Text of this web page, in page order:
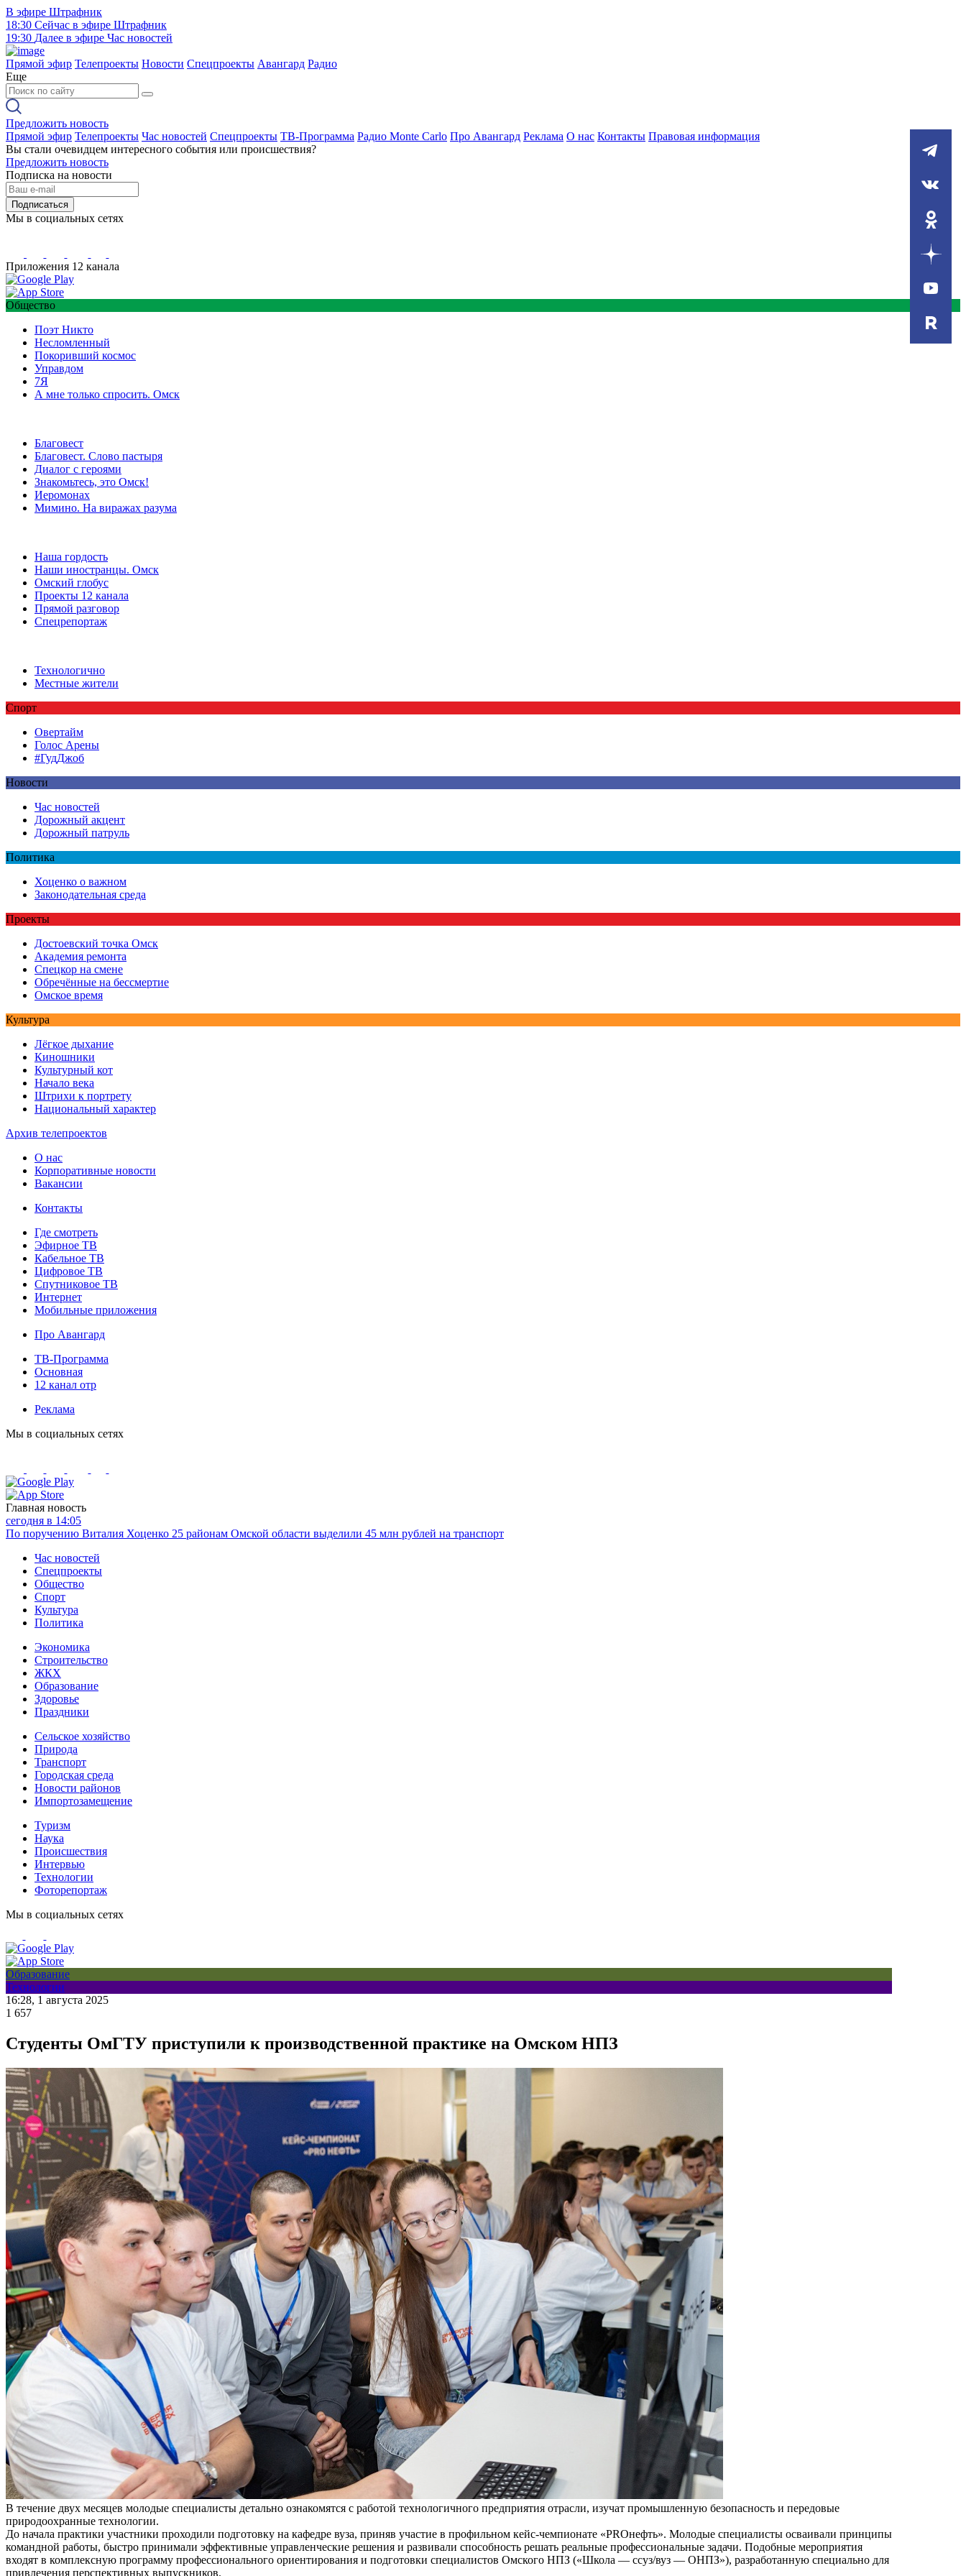
В эфире Штрафник
18:30 Сейчас в эфире Штрафник
19:30 Далее в эфире Час новостей
Прямой эфир Телепроекты Новости Спецпроекты Авангард Радио
Еще
Предложить новость
Прямой эфир Телепроекты Час новостей Спецпроекты ТВ-Программа Радио Monte Carlo Про Авангард Реклама О нас Контакты Правовая информация
Вы стали очевидцем интересного события или происшествия?
Предложить новость
Подписка на новости
Подписаться
Мы в социальных сетях
Приложения 12 канала
Общество
Поэт Никто
Несломленный
Покоривший космос
Управдом
7Я
А мне только спросить. Омск
Благовест
Благовест. Слово пастыря
Диалог с героями
Знакомьтесь, это Омск!
Иеромонах
Мимино. На виражах разума
Наша гордость
Наши иностранцы. Омск
Омский глобус
Проекты 12 канала
Прямой разговор
Спецрепортаж
Технологично
Местные жители
Спорт
Овертайм
Голос Арены
#ГудДжоб
Новости
Час новостей
Дорожный акцент
Дорожный патруль
Политика
Хоценко о важном
Законодательная среда
Проекты
Достоевский точка Омск
Академия ремонта
Спецкор на смене
Обречённые на бессмертие
Омское время
Культура
Лёгкое дыхание
Киношники
Культурный кот
Начало века
Штрихи к портрету
Национальный характер
Архив телепроектов
О нас
Корпоративные новости
Вакансии
Контакты
Где смотреть
Эфирное ТВ
Кабельное ТВ
Цифровое ТВ
Спутниковое ТВ
Интернет
Мобильные приложения
Про Авангард
ТВ-Программа
Основная
12 канал отр
Реклама
Мы в социальных сетях
Главная новость
сегодня в 14:05
По поручению Виталия Хоценко 25 районам Омской области выделили 45 млн рублей на транспорт
Час новостей
Спецпроекты
Общество
Спорт
Культура
Политика
Экономика
Строительство
ЖКХ
Образование
Здоровье
Праздники
Сельское хозяйство
Природа
Транспорт
Городская среда
Новости районов
Импортозамещение
Туризм
Наука
Происшествия
Интервью
Технологии
Фоторепортаж
Мы в социальных сетях
Образование
Технологии
16:28, 1 августа 2025
1 657
Студенты ОмГТУ приступили к производственной практике на Омском НПЗ
В течение двух месяцев молодые специалисты детально ознакомятся с работой технологичного предприятия отрасли, изучат промышленную безопасность и передовые
природоохранные технологии.
До начала практики участники проходили подготовку на кафедре вуза, приняв участие в профильном кейс-чемпионате «PROнефть». Молодые специалисты осваивали принципы
командной работы, быстро принимали эффективные управленческие решения и развивали способность решать реальные профессиональные задачи. Подобные мероприятия
входят в комплексную программу профессионального ориентирования и подготовки специалистов Омского НПЗ («Школа — ссуз/вуз — ОНПЗ»), разработанную специально для
привлечения перспективных выпускников.